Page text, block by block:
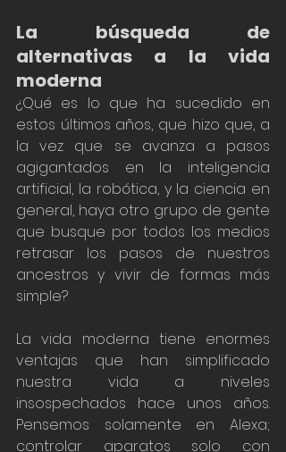
La búsqueda de
alternativas a la vida
moderna
¿Qué es lo que ha sucedido en
estos últimos años, que hizo que, a
la vez que se avanza a pasos
agigantados en la inteligencia
artificial, la robótica, y la ciencia en
general, haya otro grupo de gente
que busque por todos los medios
retrasar los pasos de nuestros
ancestros y vivir de formas más
simple?
La vida moderna tiene enormes
ventajas que han simplificado
nuestra vida a niveles
insospechados hace unos años.
Pensemos solamente en Alexa;
controlar aparatos solo con